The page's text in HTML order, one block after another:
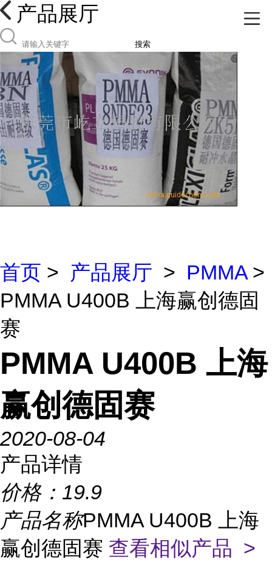
产品展厅
搜索
首页 > 产品展厅 > PMMA >
PMMA U400B 上海赢创德固
赛
PMMA U400B 上海
赢创德固赛
2020-08-04
产品详情
价格： 19.9
产品名称PMMA U400B 上海
赢创德固赛 查看相似产品 >